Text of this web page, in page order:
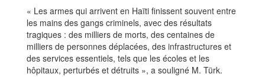
« Les armes qui arrivent en Haïti finissent souvent entre
les mains des gangs criminels, avec des résultats
tragiques : des milliers de morts, des centaines de
milliers de personnes déplacées, des infrastructures et
des services essentiels, tels que les écoles et les
hôpitaux, perturbés et détruits », a souligné M. Türk.